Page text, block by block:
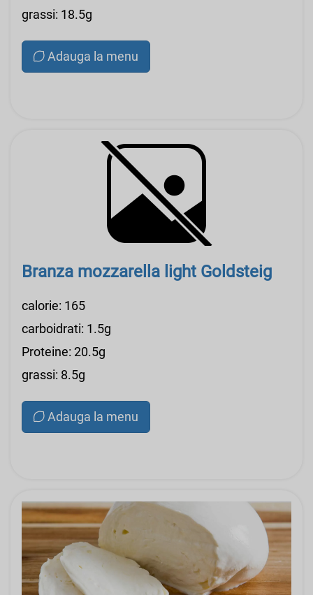
grassi: 18.5g
Adauga la menu
Branza mozzarella light Goldsteig
calorie: 165
carboidrati: 1.5g
Proteine: 20.5g
grassi: 8.5g
Adauga la menu